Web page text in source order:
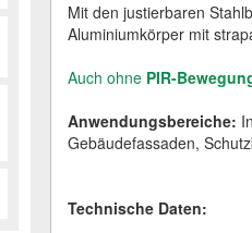
Mit den justierbaren
Aluminiumkörper mit
Auch ohne PIR-
Anwendungsbereiche:
Gebäudefassaden,
Technische Daten: